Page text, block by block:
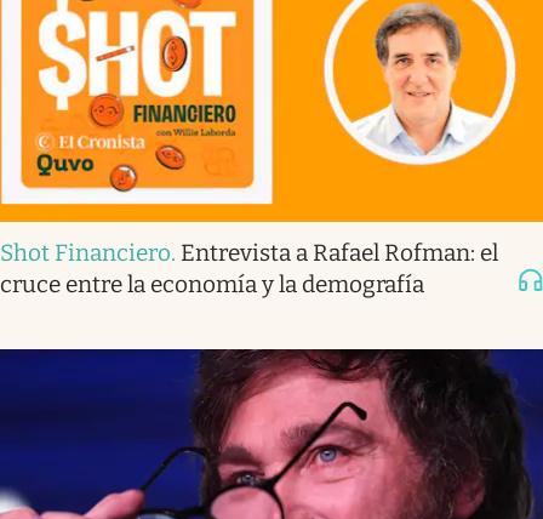
Shot Financiero. Entrevista a Rafael Rofman: el
cruce entre la economía y la demografía